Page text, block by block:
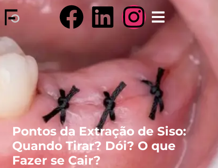
Pontos da Extração de Siso:
Quando Tirar? Dói? O que
Fazer se Cair?